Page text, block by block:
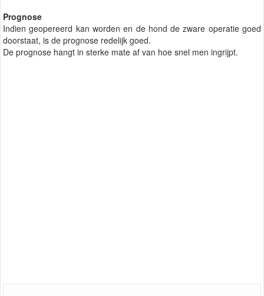
Prognose
Indien geopereerd kan worden en de hond de zware operatie goed
doorstaat, is de prognose redelijk goed.
De prognose hangt in sterke mate af van hoe snel men ingrijpt.